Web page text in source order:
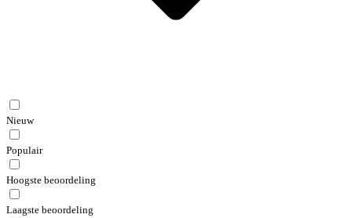
Nieuw
Populair
Hoogste beoordeling
Laagste beoordeling